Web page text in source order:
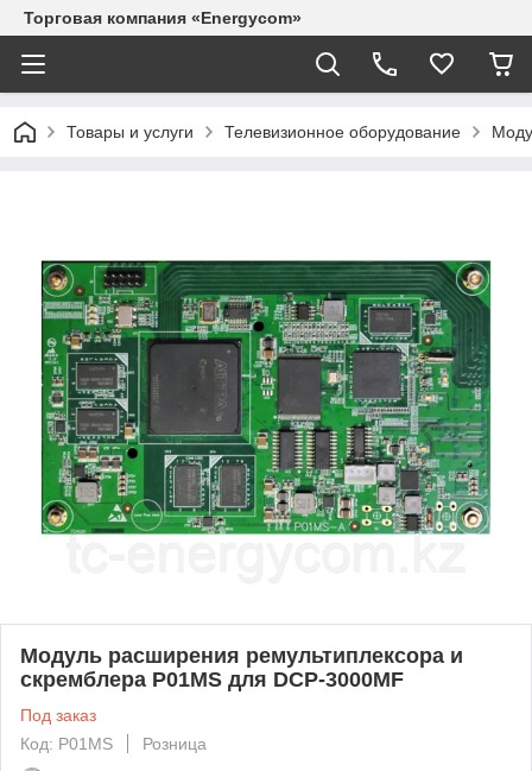
Торговая компания «Energycom»
Товары и услуги Телевизионное оборудование
Модуль расширения ремультиплексора и
скремблера P01MS для DCP-3000MF
Под заказ
Код: P01MS
Розница